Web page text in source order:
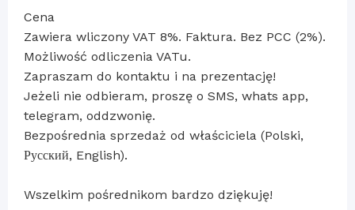
Cena
Zawiera wliczony VAT 8%. Faktura. Bez PCC (2%).
Możliwość odliczenia VATu.
Zapraszam do kontaktu i na prezentację!
Jeżeli nie odbieram, proszę o SMS, whats app,
telegram, oddzwonię.
Bezpośrednia sprzedaż od właściciela (Polski,
Русский, English).
Wszelkim pośrednikom bardzo dziękuję!